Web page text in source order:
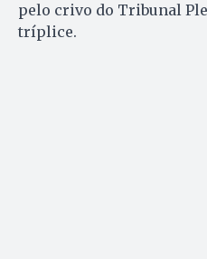
pelo crivo do Tribunal
tríplice.